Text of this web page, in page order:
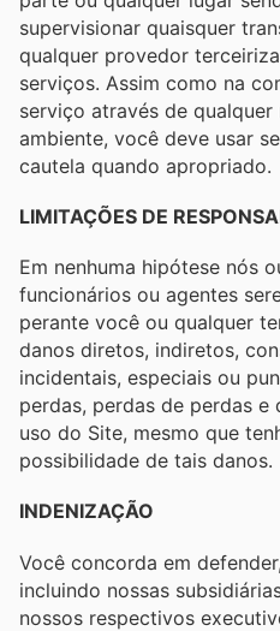
supervisionar quaisquer
qualquer provedor
serviços. Assim como na
serviço através de
ambiente, você deve usar
cautela quando apropriado.
LIMITAÇÕES DE
Em nenhuma hipótese nós
funcionários ou agentes
perante você ou qualquer
danos diretos, indiretos,
incidentais, especiais ou
perdas, perdas de perdas e
uso do Site, mesmo que
possibilidade de tais danos.
INDENIZAÇÃO
Você concorda em
incluindo nossas
nossos respectivos